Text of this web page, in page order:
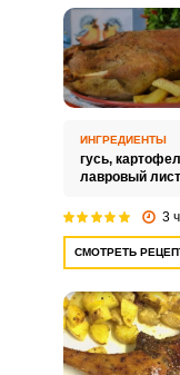
ИНГРЕДИЕНТЫ
гусь,
лавровый
3 ч
СМОТРЕТЬ